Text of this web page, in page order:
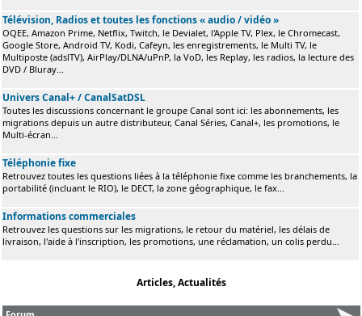
Télévision, Radios et toutes les fonctions « audio / vidéo »
OQEE, Amazon Prime, Netflix, Twitch, le Devialet, l'Apple TV, Plex, le Chromecast,
Google Store, Android TV, Kodi, Cafeyn, les enregistrements, le Multi TV, le
Multiposte (adslTV), AirPlay/DLNA/uPnP, la VoD, les Replay, les radios, la lecture des
DVD / Bluray...
Univers Canal+ / CanalSatDSL
Toutes les discussions concernant le groupe Canal sont ici: les abonnements, les
migrations depuis un autre distributeur, Canal Séries, Canal+, les promotions, le
Multi-écran...
Téléphonie fixe
Retrouvez toutes les questions liées à la téléphonie fixe comme les branchements, la
portabilité (incluant le RIO), le DECT, la zone géographique, le fax...
Informations commerciales
Retrouvez les questions sur les migrations, le retour du matériel, les délais de
livraison, l'aide à l'inscription, les promotions, une réclamation, un colis perdu...
Articles, Actualités